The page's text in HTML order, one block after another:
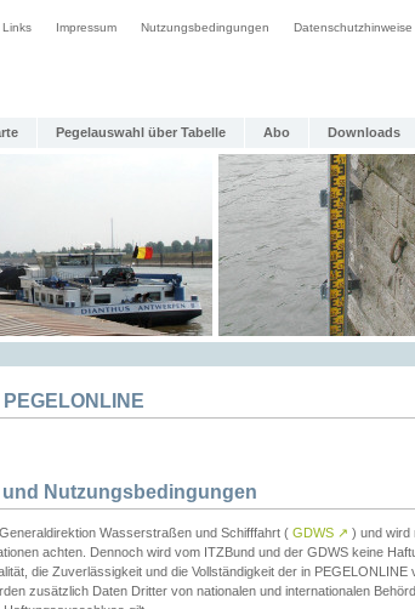
Links Impressum Nutzungsbedingungen Datenschutzhinweise
Pegelauswahl über Tabelle Abo Downloads
Nutzungsbedingungen
Wasserstraßen und Schifffahrt ( GDWS ↗ ) und wird
achten. Dennoch wird vom ITZBund und der GDWS keine
die Zuverlässigkeit und die Vollständigkeit der in
zusätzlich Daten Dritter von nationalen und internationalen